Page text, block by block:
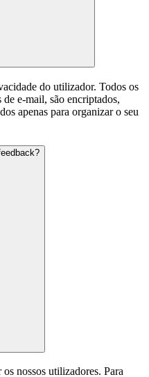
do utilizador. Todos os
e-mail, são encriptados,
apenas para organizar o seu
nossos utilizadores. Para